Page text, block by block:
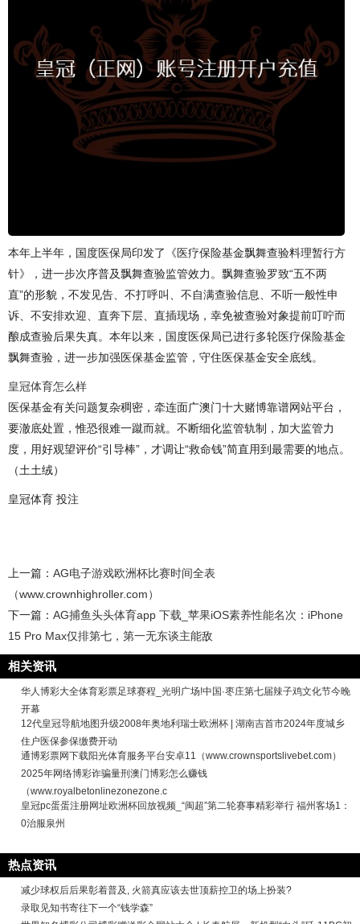
本年上半年，国度医保局印发了《医疗保险基金飘舞查验料理暂行方
针》，进一步次序普及飘舞查验监管效力。飘舞查验罗致“五不两
直”的形貌，不发见告、不打呼叫、不自满查验信息、不听一般性申
诉、不安排欢迎、直奔下层、直插现场，幸免被查验对象提前叮咛而
酿成查验后果失真。本年以来，国度医保局已进行多轮医疗保险基金
飘舞查验，进一步加强医保基金监管，守住医保基金安全底线。
皇冠体育怎么样
医保基金有关问题复杂稠密，牵连面广澳门十大赌博靠谱网站平台，
要澈底处置，惟恐很难一蹴而就。不断细化监管轨制，加大监管力
度，用好观望评价“引导棒”，才调让“救命钱”简直用到最需要的地点。
（土土绒）
皇冠体育 投注
上一篇： AG电子游戏欧洲杯比赛时间全表
（www.crownhighroller.com）
下一篇： AG捕鱼头头体育app 下载_苹果iOS素养性能名次：iPhone
15 Pro Max仅排第七，第一无东谈主能敌
相关资讯
华人博彩大全体育彩票足球赛程_光明广场!中国·枣庄第七届辣子鸡文化节今晚
开幕
12代皇冠导航地图升级2008年奥地利瑞士欧洲杯 | 湖南吉首市2024年度城乡
住户医保参保缴费开动
通博彩票网下载阳光体育服务平台安卓11（www.crownsportslivebet.com）
2025年网络博彩诈骗量刑澳门博彩怎么赚钱
（www.royalbetonlinezonezone.c
皇冠pc蛋蛋注册网址欧洲杯回放视频_“闽超”第二轮赛事精彩举行 福州客场1：
0治服泉州
热点资讯
减少球权后后果彰着普及, 火箭真应该去世顶薪控卫的场上扮装?
录取见知书寄往下一个“钱学森”